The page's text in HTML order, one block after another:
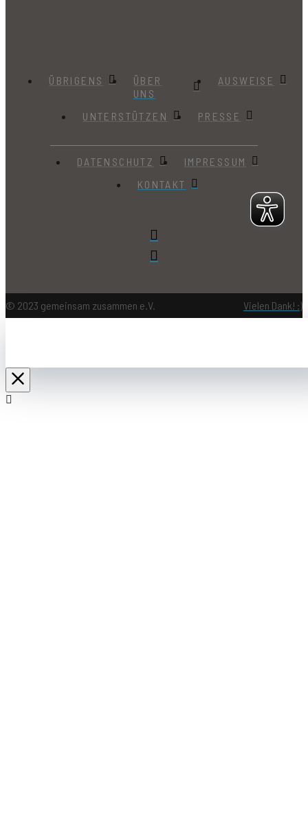
ÜBRIGENS
ÜBER
UNS
AUSWEISE
UNTERSTÜTZEN PRESSE
DATENSCHUTZ
IMPRESSUM
KONTAKT
© 2023 gemeinsam zusammen e.V. Vielen Dank! :)